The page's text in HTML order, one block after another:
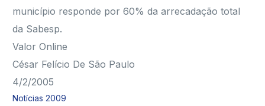
município responde por 60% da arrecadação total
da Sabesp.
Valor Online
César Felício De São Paulo
4/2/2005
Notícias 2009